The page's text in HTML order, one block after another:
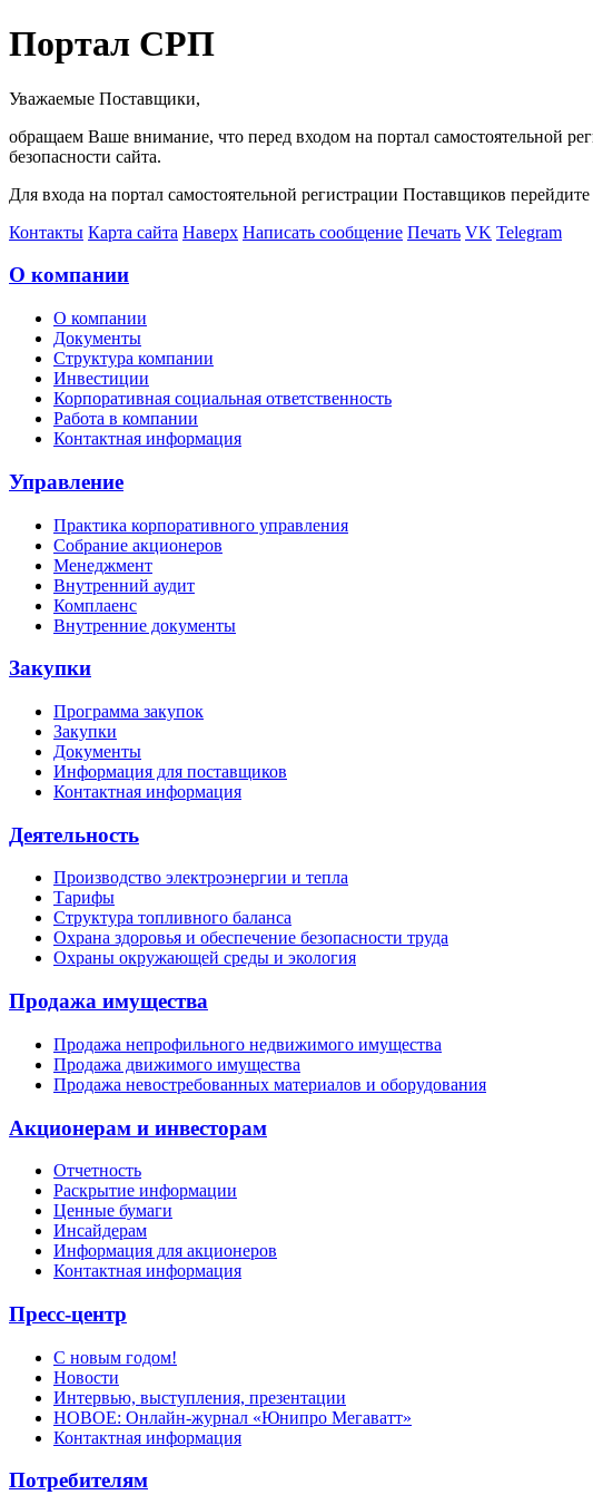
Портал СРП
Уважаемые Поставщики,
обращаем Ваше внимание, что перед входом на портал самостоятельной
безопасности сайта.
Для входа на портал самостоятельной регистрации Поставщиков
Контакты Карта сайта Наверх Написать сообщение Печать VK Telegram
О компании
О компании
Документы
Структура компании
Инвестиции
Корпоративная социальная ответственность
Работа в компании
Контактная информация
Управление
Практика корпоративного управления
Собрание акционеров
Менеджмент
Внутренний аудит
Комплаенс
Внутренние документы
Закупки
Программа закупок
Закупки
Документы
Информация для поставщиков
Контактная информация
Деятельность
Производство электроэнергии и тепла
Тарифы
Структура топливного баланса
Охрана здоровья и обеспечение безопасности труда
Охраны окружающей среды и экология
Продажа имущества
Продажа непрофильного недвижимого имущества
Продажа движимого имущества
Продажа невостребованных материалов и оборудования
Акционерам и инвесторам
Отчетность
Раскрытие информации
Ценные бумаги
Инсайдерам
Информация для акционеров
Контактная информация
Пресс-центр
С новым годом!
Новости
Интервью, выступления, презентации
НОВОЕ: Онлайн-журнал «Юнипро Мегаватт»
Контактная информация
Потребителям